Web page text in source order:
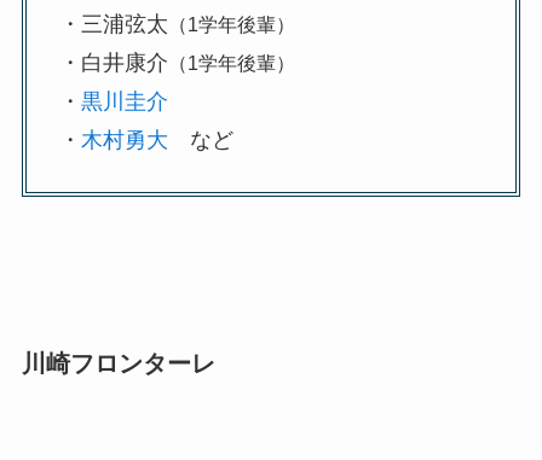
・三浦弦太 （1学年後輩）
・白井康介 （1学年後輩）
・ 黒川圭介
・ 木村勇大 など
川崎フロンターレ